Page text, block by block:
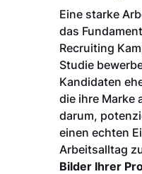
Eine starke
das
Recruiting
Studie
Kandidaten
die ihre Marke
darum,
einen echten
Arbeitsalltag
Bilder Ihrer